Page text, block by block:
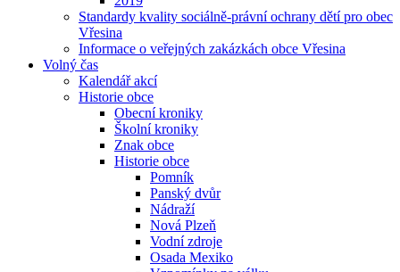
Standardy kvality sociálně-právní ochrany dětí pro obec
Vřesina
Informace o veřejných zakázkách obce Vřesina
Volný čas
Kalendář akcí
Historie obce
Obecní kroniky
Školní kroniky
Znak obce
Historie obce
Pomník
Panský dvůr
Nádraží
Nová Plzeň
Vodní zdroje
Osada Mexiko